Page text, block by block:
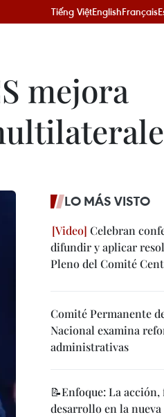
Tiếng ViệtEnglishFrançais
mejora
LO MÁS VISTO
Celebran
difundir y aplicar
Pleno del Comité
Comité Permanente
Nacional examina
administrativas
📝Enfoque: La
desarrollo en la nueva